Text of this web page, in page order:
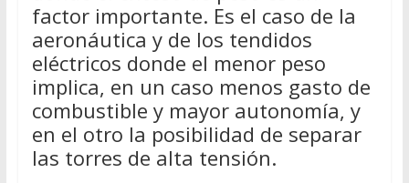
factor importante. Es el caso de la
aeronáutica y de los tendidos
eléctricos donde el menor peso
implica, en un caso menos gasto de
combustible y mayor autonomía, y
en el otro la posibilidad de separar
las torres de alta tensión.